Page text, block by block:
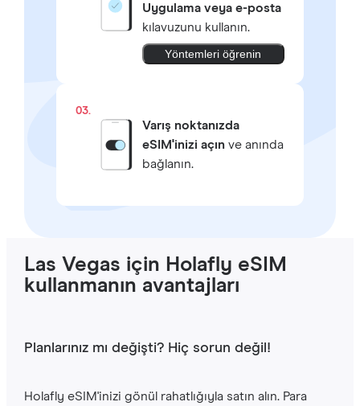
Uygulama veya e-posta
kılavuzunu kullanın.
Yöntemleri öğrenin
03.
Varış noktanızda
eSIM'inizi açınve anında
bağlanın.
Las Vegas için Holafly eSIM
kullanmanın avantajları
Planlarınız mı değişti? Hiç sorun değil!
Holafly eSIM'inizi gönül rahatlığıyla satın alın. Para